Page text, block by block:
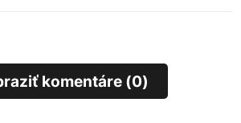
komentáre (0)